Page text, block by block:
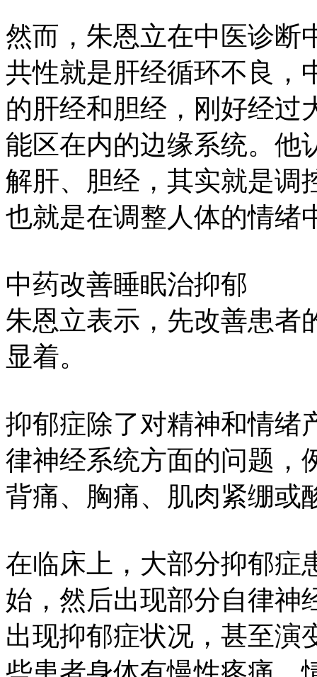
然而，朱恩立在中医诊断
共性就是肝经循环不良，
的肝经和胆经，刚好经过
能区在内的边缘系统。他
解肝、胆经，其实就是调
也就是在调整人体的情绪
中药改善睡眠治抑郁
朱恩立表示，先改善患者
显着。
抑郁症除了对精神和情绪
律神经系统方面的问题，
背痛、胸痛、肌肉紧绷或
在临床上，大部分抑郁症
始，然后出现部分自律神
出现抑郁症状况，甚至演